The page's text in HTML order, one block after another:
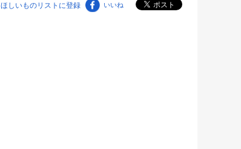
ほしいものリストに登録 いいね